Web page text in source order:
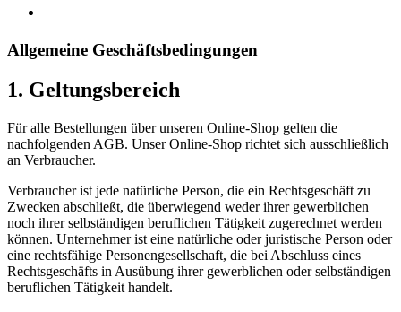
Allgemeine Geschäftsbedingungen
1. Geltungsbereich
Für alle Bestellungen über unseren Online-Shop gelten die
nachfolgenden AGB. Unser Online-Shop richtet sich ausschließlich
an Verbraucher.
Verbraucher ist jede natürliche Person, die ein Rechtsgeschäft zu
Zwecken abschließt, die überwiegend weder ihrer gewerblichen
noch ihrer selbständigen beruflichen Tätigkeit zugerechnet werden
können. Unternehmer ist eine natürliche oder juristische Person oder
eine rechtsfähige Personengesellschaft, die bei Abschluss eines
Rechtsgeschäfts in Ausübung ihrer gewerblichen oder selbständigen
beruflichen Tätigkeit handelt.